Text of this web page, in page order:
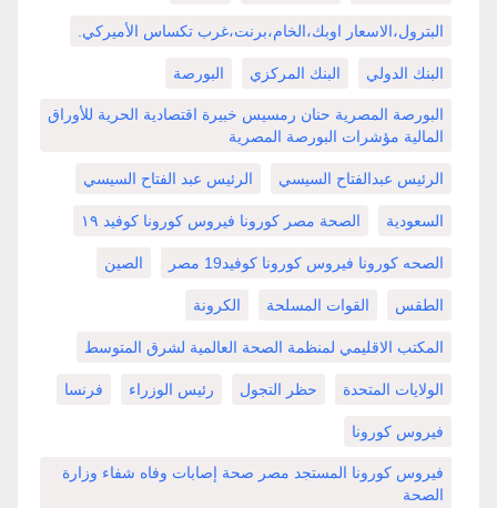
البترول،الاسعار اوبك،الخام،برنت،غرب تكساس الأميركي.
البنك الدولي البنك المركزي البورصة
البورصة المصرية حنان رمسيس خبيرة اقتصادية الحرية للأوراق
المالية مؤشرات البورصة المصرية
الرئيس عبدالفتاح السيسي الرئيس عبد الفتاح السيسي
السعودية الصحة مصر كورونا فيروس كورونا كوفيد ١٩
الصحه كورونا فيروس كورونا كوفيد19 مصر الصين
الطقس القوات المسلحة الكرونة
المكتب الاقليمي لمنظمة الصحة العالمية لشرق المتوسط
الولايات المتحدة حظر التجول رئيس الوزراء فرنسا
فيروس كورونا
فيروس كورونا المستجد مصر صحة إصابات وفاه شفاء وزارة
الصحة